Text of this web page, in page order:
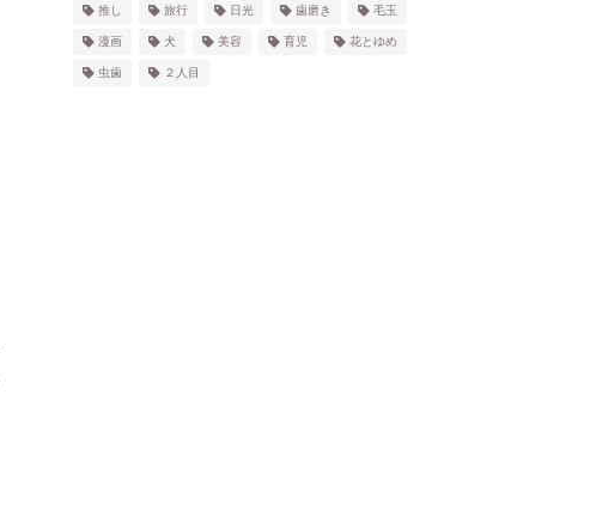
推し 旅行 日光 歯磨き 毛玉
漫画 犬 美容 育児 花とゆめ
虫歯 ２人目